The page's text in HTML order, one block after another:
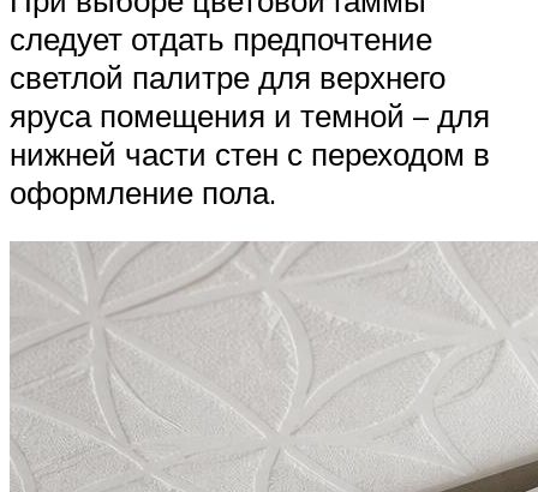
следует отдать предпочтение
светлой палитре для верхнего
яруса помещения и темной – для
нижней части стен с переходом в
оформление пола.